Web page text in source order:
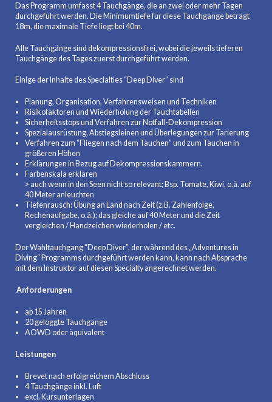
Das Programm umfasst 4 Tauchgänge, die an zwei oder mehr Tagen
durchgeführt werden. Die Minimumtiefe für diese Tauchgänge beträgt
18m, die maximale Tiefe liegt bei 40m.
Alle Tauchgänge sind dekompressionsfrei, wobei die jeweils tieferen
Tauchgänge des Tages zuerst durchgeführt werden.
Einige der Inhalte des Specialties “Deep Diver” sind
Planung, Organisation, Verfahrensweisen und Techniken
Risikofaktoren und Wiederholung der Tauchtabellen
Sicherheitsstops und Verfahren zur Notfall-Dekompression
Spezialausrüstung, Abstiegsleinen und Überlegungen zur Tarierung
Verfahren zum “Fliegen nach dem Tauchen” und zum Tauchen in
größeren Höhen
Erklärungen in Bezug auf Dekompressionskammern.
Farbenskala erklären
> auch wenn in den Seen nicht so relevant; Bsp. Tomate, Kiwi, o.ä. auf
40 Meter anleuchten
Tiefenrausch: Übung an Land nach Zeit (z.B. Zahlenfolge,
Rechenaufgabe, o.ä.); das gleiche auf 40 Meter und die Zeit
vergleichen / Handzeichen wiederholen / etc.
Der Wahltauchgang “Deep Diver”, der während des „Adventures in
Diving“ Programms durchgeführt werden kann, kann nach Absprache
mit dem Instruktor auf diesen Specialty angerechnet werden.
Anforderungen
ab 15 Jahren
20 geloggte Tauchgänge
AOWD oder äquivalent
Leistungen
Brevet nach erfolgreichem Abschluss
4 Tauchgänge inkl. Luft
excl. Kursunterlagen